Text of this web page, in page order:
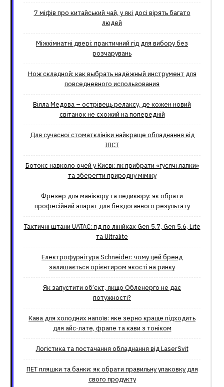
7 міфів про китайський чай, у які досі вірять багато
людей
Міжкімнатні двері: практичний гід для вибору без
розчарувань
Нож складной: как выбрать надёжный инструмент для
повседневного использования
Вілла Медова – острівець релаксу, де кожен новий
світанок не схожий на попередній
Для сучасної стоматклініки найкраще обладнання від
ІПСТ
Ботокс навколо очей у Києві: як прибрати «гусячі лапки»
та зберегти природну міміку
Фрезер для манікюру та педикюру: як обрати
професійний апарат для бездоганного результату
Тактичні штани UATAC: гід по лінійках Gen 5.7, Gen 5.6, Lite
та Ultralite
Електрофурнітура Schneider: чому цей бренд
залишається орієнтиром якості на ринку
Як запустити об’єкт, якщо Обленерго не дає
потужності?
Кава для холодних напоїв: яке зерно краще підходить
для айс-лате, фрапе та кави з тоніком
Логістика та постачання обладнання від LaserSvit
ПЕТ пляшки та банки: як обрати правильну упаковку для
свого продукту